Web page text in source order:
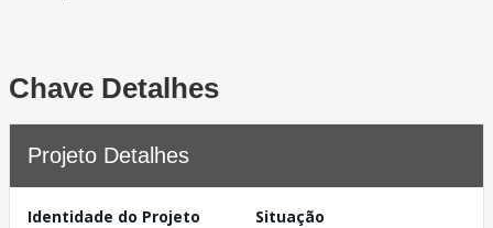
Chave Detalhes
Projeto Detalhes
Identidade do Projeto
Situação